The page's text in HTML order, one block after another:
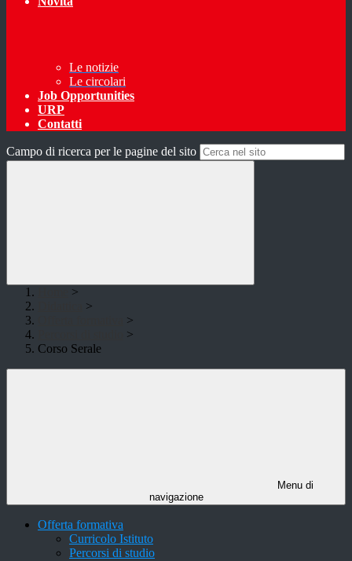
Le notizie
Le circolari
Job Opportunities
URP
Contatti
Campo di ricerca per le pagine del sito
>
>
>
>
Corso Serale
Menu di
navigazione
Offerta formativa
Curricolo Istituto
Percorsi di studio